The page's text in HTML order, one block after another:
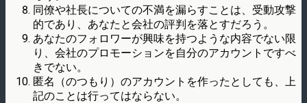
同僚や社長についての不満を漏らすことは、受動攻撃
的であり、あなたと会社の評判を落とすだろう。
あなたのフォロワーが興味を持つような内容でない限
り、会社のプロモーションを自分のアカウントですべ
きでない。
匿名（のつもり）のアカウントを作ったとしても、上
記のことは行ってはならない。